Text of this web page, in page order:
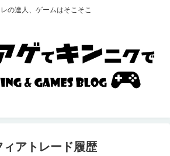
の達人、ゲームはそこそこ
アトレード履歴